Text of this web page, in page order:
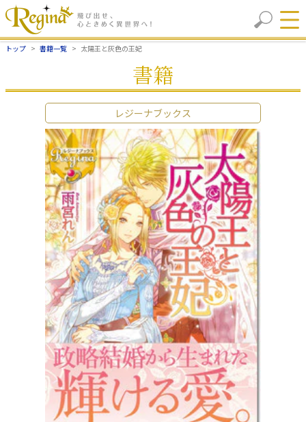
トップ 書籍一覧 太陽王と灰色の王妃
書籍
レジーナブックス